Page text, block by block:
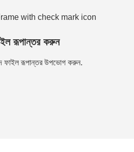
রূপান্তর করুন
ফাইল রূপান্তর উপভোগ করুন.